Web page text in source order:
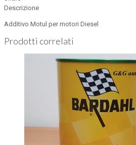
Descrizione
Additivo Motul per motori Diesel
Prodotti correlati